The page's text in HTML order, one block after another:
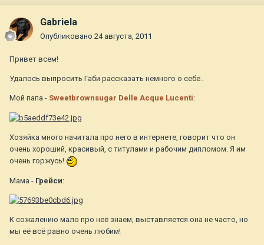
Gabriela
Опубликовано 24 августа, 2011
Привет всем!
Удалось выпросить Габи рассказать немного о себе..
Мой папа - Sweetbrownsugar Delle Acque Lucenti:
Хозяйка много начитала про него в интернете, говорит что он
очень хороший, красивый, с титулами и рабочим дипломом. Я им
очень горжусь!
Мама - Грейси:
К сожалению мало про неё знаем, выставляется она не часто, но
мы её всё равно очень любим!